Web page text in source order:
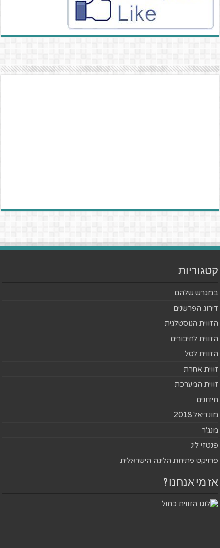
קטגוריות
במגרש שלהם
דירוג הפרשנים
הזווית הנוסטלגית
הזווית לחיבורים
הזווית לסל
זווית אחרת
זווית המערכת
חידונים
מונדיאל 2018
מנג'ר
פנטזי ליג
פרויקט פתיחת הליגה הישראלית
אז מי אנחנו ?